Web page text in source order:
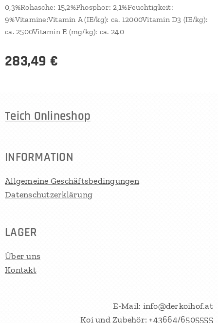
0,3%Rohasche: 15,2%Phosphor: 2,1%Feuchtigkeit:
9%Vitamine:Vitamin A (IE/kg): ca. 12000Vitamin D3 (IE/kg):
ca. 2500Vitamin E (mg/kg): ca. 240
283,49 €
Teich Onlineshop
INFORMATION
Allgemeine Geschäftsbedingungen
Datenschutzerklärung
LAGER
Über uns
Kontakt
E-Mail: info@derkoihof.at
Koi und Zubehör: +43664/6505555